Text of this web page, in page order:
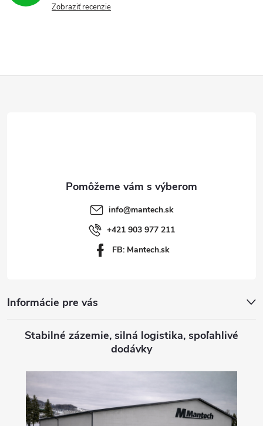
Zobraziť recenzie
info@mantech.sk
+421 903 977 211
FB: Mantech.sk
Informácie pre vás
Stabilné zázemie, silná logistika, spoľahlivé
dodávky